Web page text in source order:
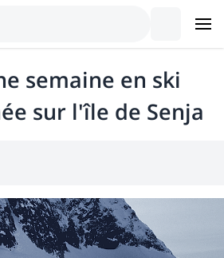
semaine en ski
sur l'île de Senja